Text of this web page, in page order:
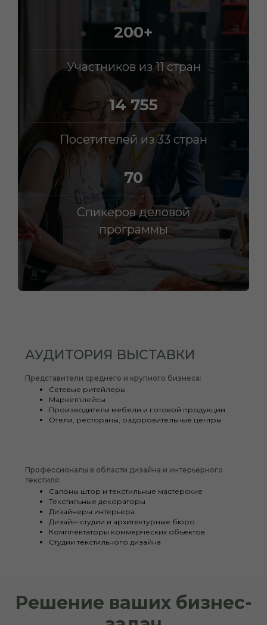
200+
Участников из 11 стран
14 755
Посетителей из 33 стран
70
Спикеров деловой
программы
АУДИТОРИЯ ВЫСТАВКИ
Представители среднего и крупного бизнеса:
Сетевые ритейлеры
Маркетплейсы
Производители мебели и готовой продукции
Отели, рестораны, оздоровительные центры
Профессионалы в области дизайна и интерьерного
текстиля:
Салоны штор и текстильные мастерские
Текстильные декораторы
Дизайнеры интерьера
Дизайн-студии и архитектурные бюро
Комплектаторы коммерческих объектов
Студии текстильного дизайна
Решение ваших бизнес-